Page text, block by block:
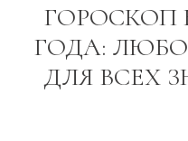
ГОРОСКОП
ГОДА:
ДЛЯ ВСЕХ